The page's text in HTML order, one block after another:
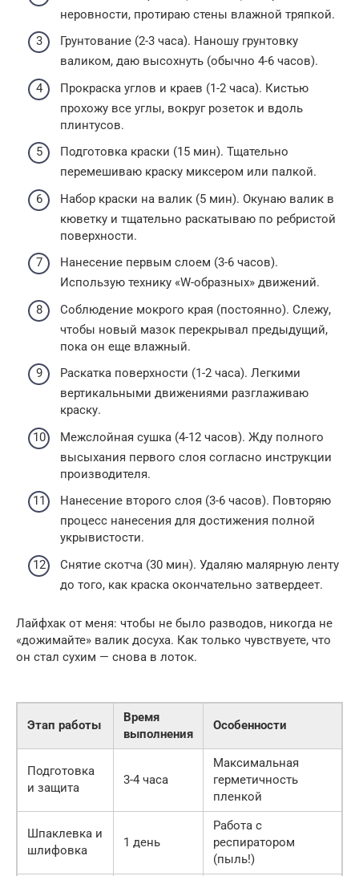
неровности, протираю стены влажной тряпкой.
Грунтование (2-3 часа). Наношу грунтовку
валиком, даю высохнуть (обычно 4-6 часов).
Прокраска углов и краев (1-2 часа). Кистью
прохожу все углы, вокруг розеток и вдоль
плинтусов.
Подготовка краски (15 мин). Тщательно
перемешиваю краску миксером или палкой.
Набор краски на валик (5 мин). Окунаю валик в
кюветку и тщательно раскатываю по ребристой
поверхности.
Нанесение первым слоем (3-6 часов).
Использую технику «W-образных» движений.
Соблюдение мокрого края (постоянно). Слежу,
чтобы новый мазок перекрывал предыдущий,
пока он еще влажный.
Раскатка поверхности (1-2 часа). Легкими
вертикальными движениями разглаживаю
краску.
Межслойная сушка (4-12 часов). Жду полного
высыхания первого слоя согласно инструкции
производителя.
Нанесение второго слоя (3-6 часов). Повторяю
процесс нанесения для достижения полной
укрывистости.
Снятие скотча (30 мин). Удаляю малярную ленту
до того, как краска окончательно затвердеет.
Лайфхак от меня: чтобы не было разводов, никогда не
«дожимайте» валик досуха. Как только чувствуете, что
он стал сухим — снова в лоток.
Этап работы
Время
выполнения
Особенности
Подготовка
и защита
3-4 часа
Максимальная
герметичность
пленкой
Шпаклевка и
шлифовка
1 день
Работа с
респиратором
(пыль!)